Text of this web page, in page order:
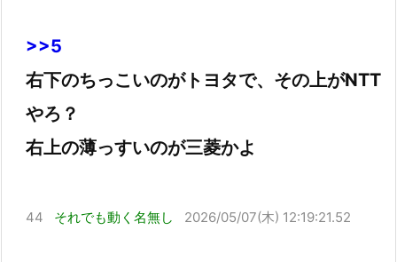
>>5
右下のちっこいのがトヨタで、その上がNTT
やろ？
右上の薄っすいのが三菱かよ
44 それでも動く名無し 2026/05/07(木) 12:19:21.52